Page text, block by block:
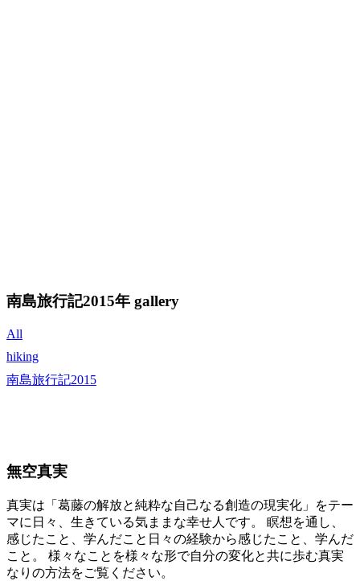
南島旅行記2015年 gallery
All
hiking
南島旅行記2015
無空真実
真実は「葛藤の解放と純粋な自己なる創造の現実化」をテー
マに日々、生きている気ままな幸せ人です。 瞑想を通し、
感じたこと、学んだこと日々の経験から感じたこと、学んだ
こと。 様々なことを様々な形で自分の変化と共に歩む真実
なりの方法をご覧ください。